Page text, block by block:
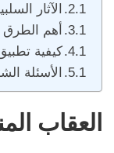
الآثار
أهم الطرق
كيفية
الأسئلة
العقاب